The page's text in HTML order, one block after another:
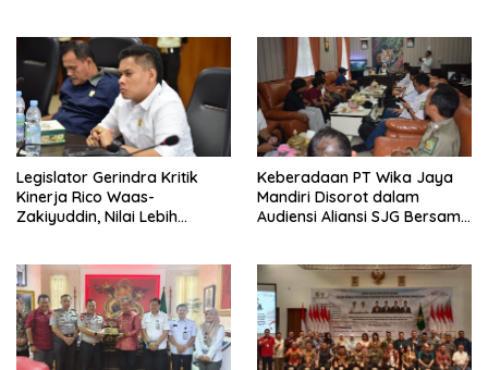
Legislator Gerindra Kritik
Kinerja Rico Waas-
Zakiyuddin, Nilai Lebih
Keluhan Warga
Keberadaan PT Wika Jaya
Mandiri Disorot dalam
Audiensi Aliansi SJG Bersama